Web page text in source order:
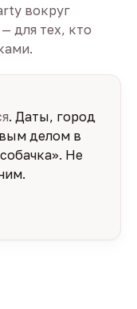
вокруг
для тех, кто
. Даты, город
делом в
Не